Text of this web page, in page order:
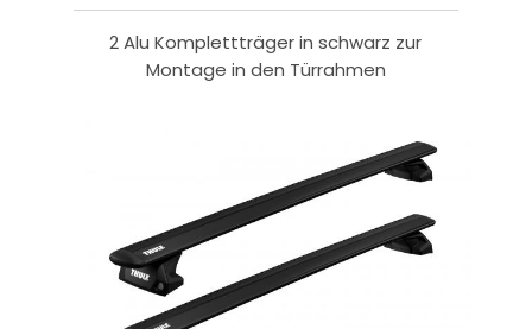
2 Alu Komplettträger in schwarz zur
Montage in den Türrahmen